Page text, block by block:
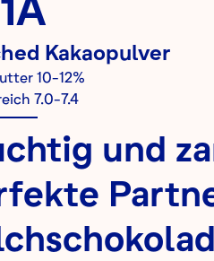
Kakaopulver
10-12%
7.0-7.4
und